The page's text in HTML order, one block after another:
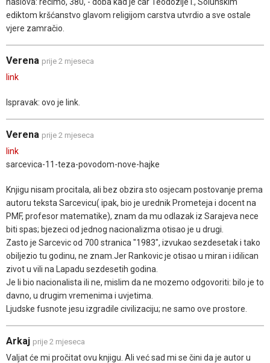
ediktom kršćanstvo glavom religijom carstva utvrdio a sve ostale
vjere zamračio.
Verena prije 2 mjeseca
link
Ispravak: ovo je link.
Verena prije 2 mjeseca
link
sarcevica-11-teza-povodom-nove-hajke
Knjigu nisam procitala, ali bez obzira sto osjecam postovanje prema
autoru teksta Sarcevicu( ipak, bio je urednik Prometeja i docent na
PMF, profesor matematike), znam da mu odlazak iz Sarajeva nece
biti spas; bjezeci od jednog nacionalizma otisao je u drugi.
Zasto je Sarcevic od 700 stranica "1983", izvukao sezdesetak i tako
obiljezio tu godinu, ne znam.Jer Rankovic je otisao u miran i idilican
zivot u vili na Lapadu sezdesetih godina.
Je li bio nacionalista ili ne, mislim da ne mozemo odgovoriti: bilo je to
davno, u drugim vremenima i uvjetima.
Ljudske fusnote jesu izgradile civilizaciju; ne samo ove prostore.
Arkaj prije 2 mjeseca
Valjat će mi pročitat ovu knjigu. Ali već sad mi se čini da je autor u